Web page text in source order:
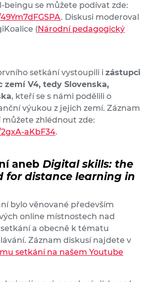
beingu se můžete podívat zde:
. Diskusi moderoval
(Národní pedagogický
setkání vystoupili i zástupci
zemí V4, tedy Slovenska,
, kteří se s námi podělili o
výukou z jejich zemí. Záznam
zhlédnout zde:
aKbF34.
aneb Digital skills: the
for distance learning in
bylo věnované především
online místnostech nad
a obecně k tématu
Záznam diskusí najdete v
setkání na našem Youtube